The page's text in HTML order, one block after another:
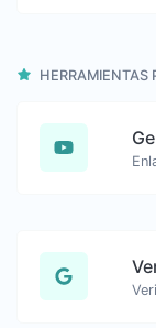
HERRAMIENTAS